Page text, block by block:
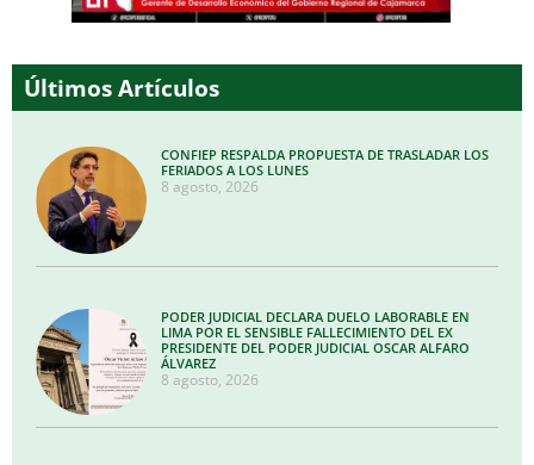
Últimos Artículos
CONFIEP RESPALDA PROPUESTA DE TRASLADAR LOS
FERIADOS A LOS LUNES
8 agosto, 2026
PODER JUDICIAL DECLARA DUELO LABORABLE EN
LIMA POR EL SENSIBLE FALLECIMIENTO DEL EX
PRESIDENTE DEL PODER JUDICIAL OSCAR ALFARO
ÁLVAREZ
8 agosto, 2026